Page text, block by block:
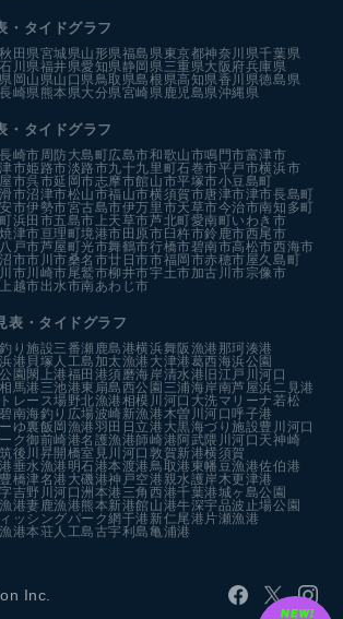
・タイドグラフ
秋田県宮城県山形県福島県 東京都神奈川県千葉県
石川県福井県愛知県静岡県 三重県大阪府兵庫県
岡山県山口県 鳥取県島根県高知県香川県徳島県
長崎県 熊本県大分県宮崎県 鹿児島県沖縄県
・タイドグラフ
長崎市 周防大島町広島市和歌山市鳴門市富津市
市姫路市淡路市九十九里町石巻市平戸市横浜市
市呉市延岡市志摩市館山市平塚市小豆島町
市沼津市松山市福山市横須賀市唐津市津市長島町
市伊勢市宮古島市伊万里市天草市今治市南知多町
浜田市五島市 上天草市芦北町愛南町いわき市
焼津市亘理町境港市田原市臼杵市鈴鹿市西尾市
八戸市芦屋町光市舞鶴市行橋市碧南市高松市西海市
市市川市桑名市廿日市市福岡市赤穂市屋久島町
市 川崎市尾鷲市柳井市宇土市加古川市宗像市
上越市出水市南あわじ市
表・タイドグラフ
り施設三番瀬 鹿島港横浜舞阪漁港 那珂湊港
港 貝塚人工島 加太漁港 大津港葛西海浜公園
園閖上港福田港須磨海岸清水港 旧江戸川河口
相馬港 三池港東扇島西公園 三浦海岸南芦屋浜 二見港
レース場野北漁港相模川河口 大洗マリーナ 若松
碧南海釣り広場波崎新漁港 木曽川河口呼子港
ゆ裏飯岡漁港羽田 日立港 大黒海づり施設豊川河口
ク御前崎港名護漁港師崎港阿武隈川河口 天神崎
筑後川昇開橋室見川河口敦賀新港横須賀
垂水漁港 明石港本渡港 鳥取港 東幡豆漁港佐伯港
豊橋津名港 大磯港神戸空港親水護岸 木更津港
吉野川河口洲本港 三角西港千葉港城ヶ島公園
港妻鹿漁港熊本新港館山港牛深宇品波止場公園
ッシングパーク網干港 新仁尾港 片瀬漁港
港本荘人工島古宇利島亀浦港
Inc.